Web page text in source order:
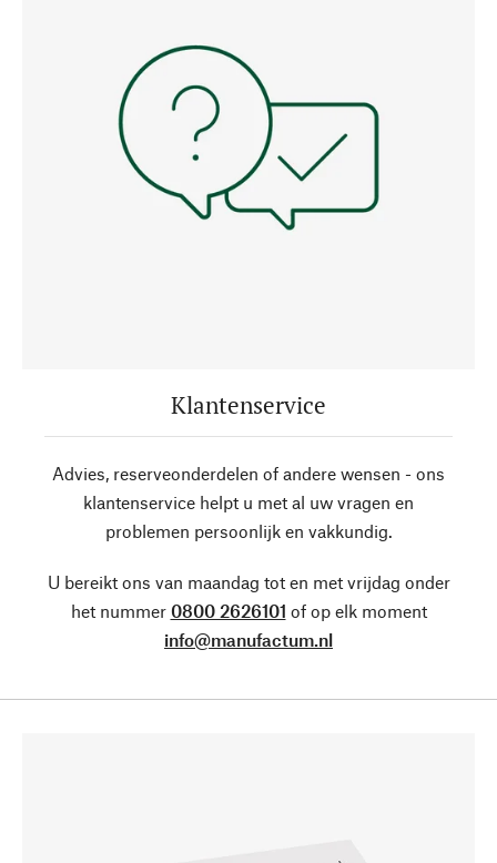
Klantenservice
Advies, reserveonderdelen of andere wensen - ons
klantenservice helpt u met al uw vragen en
problemen persoonlijk en vakkundig.
U bereikt ons van maandag tot en met vrijdag onder
het nummer 0800 2626101 of op elk moment
info@manufactum.nl